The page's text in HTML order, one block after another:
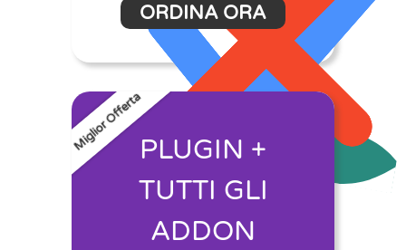
ORDINA ORA
Miglior OffertaPLUGIN +
TUTTI GLI
ADDON